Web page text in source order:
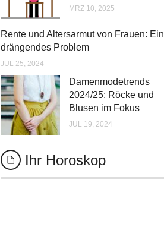
MRZ 10, 2025
Rente und Altersarmut von Frauen: Ein
drängendes Problem
JUL 25, 2024
Damenmodetrends
2024/25: Röcke und
Blusen im Fokus
JUL 19, 2024
Ihr Horoskop